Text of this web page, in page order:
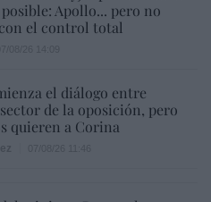
Apollo... pero no
el control total
el diálogo entre
de la oposición, pero
quieren a Corina